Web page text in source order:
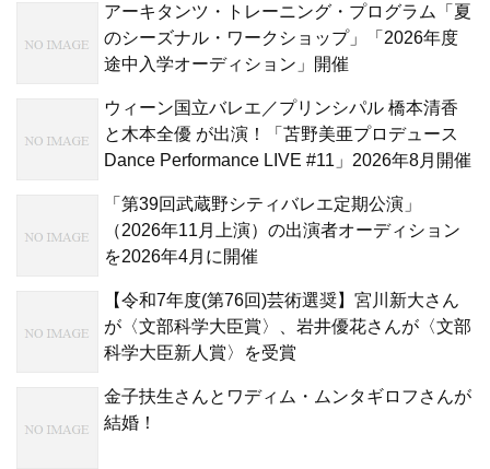
アーキタンツ・トレーニング・プログラム「夏
のシーズナル・ワークショップ」「2026年度
途中入学オーディション」開催
ウィーン国立バレエ／プリンシパル 橋本清香
と木本全優 が出演！「苫野美亜プロデュース
Dance Performance LIVE #11」2026年8月開催
「第39回武蔵野シティバレエ定期公演」
（2026年11月上演）の出演者オーディション
を2026年4月に開催
【令和7年度(第76回)芸術選奨】宮川新大さん
が〈文部科学大臣賞〉、岩井優花さんが〈文部
科学大臣新人賞〉を受賞
金子扶生さんとワディム・ムンタギロフさんが
結婚！